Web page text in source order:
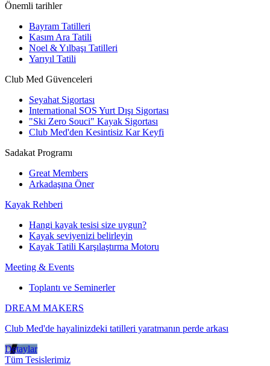
Önemli tarihler
Bayram Tatilleri
Kasım Ara Tatili
Noel & Yılbaşı Tatilleri
Yarıyıl Tatili
Club Med Güvenceleri
Seyahat Sigortası
International SOS Yurt Dışı Sigortası
"Ski Zero Souci" Kayak Sigortası
Club Med'den Kesintisiz Kar Keyfi
Sadakat Programı
Great Members
Arkadaşına Öner
Kayak Rehberi
Hangi kayak tesisi size uygun?
Kayak seviyenizi belirleyin
Kayak Tatili Karşılaştırma Motoru
Meeting & Events
Toplantı ve Seminerler
DREAM MAKERS
Club Med'de hayalinizdeki tatilleri yaratmanın perde arkası
Detaylar
Tüm Tesislerimiz